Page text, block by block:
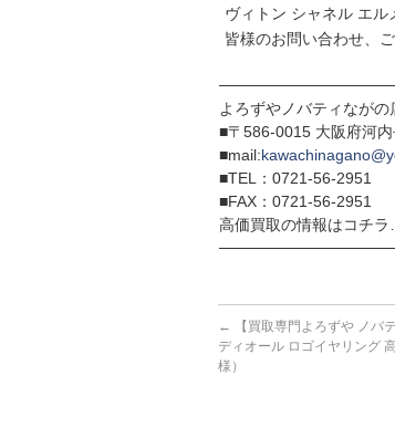
ヴィトン シャネル エル
皆様のお問い合わせ、
よろずやノバティながの
■〒586-0015 大阪府河
■mail:
■TEL：0721-56-2951
■FAX：0721-56-2951
高価買取の情報はコチラ…
←
【買取専門よろずや ノバ
ディオール ロゴイヤリング
様）